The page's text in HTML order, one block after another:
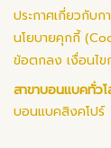
ประกาศเกี่ยวกับ
นโยบายคุกกี้
ข้อตกลง เงื่อนไข
สาขาบอนแบคทั่ว
บอนแบคสิงคโปร์